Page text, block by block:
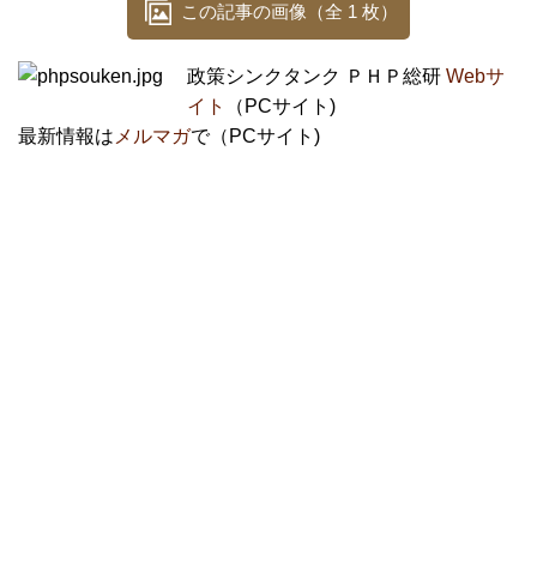
この記事の画像（全 1 枚）
政策シンクタンク ＰＨＰ総研Webサ
イト
（PCサイト)
最新情報は メルマガで（PCサイト)